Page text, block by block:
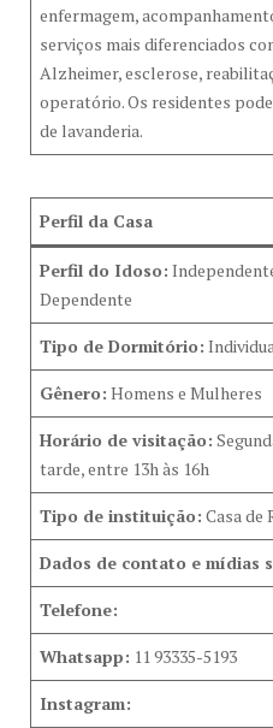
enfermagem,
serviços mais diferenciados
Alzheimer, esclerose,
operatório. Os residentes
de lavanderia.
Perfil da Casa
Perfil do Idoso:
Dependente
Tipo de Dormitório:
Gênero: Homens e Mulheres
Horário de visitação:
tarde, entre 13h às 16h
Tipo de instituição: Casa de
Dados de contato e mídias
Telefone:
Whatsapp: 11 93335-5193
Instagram: